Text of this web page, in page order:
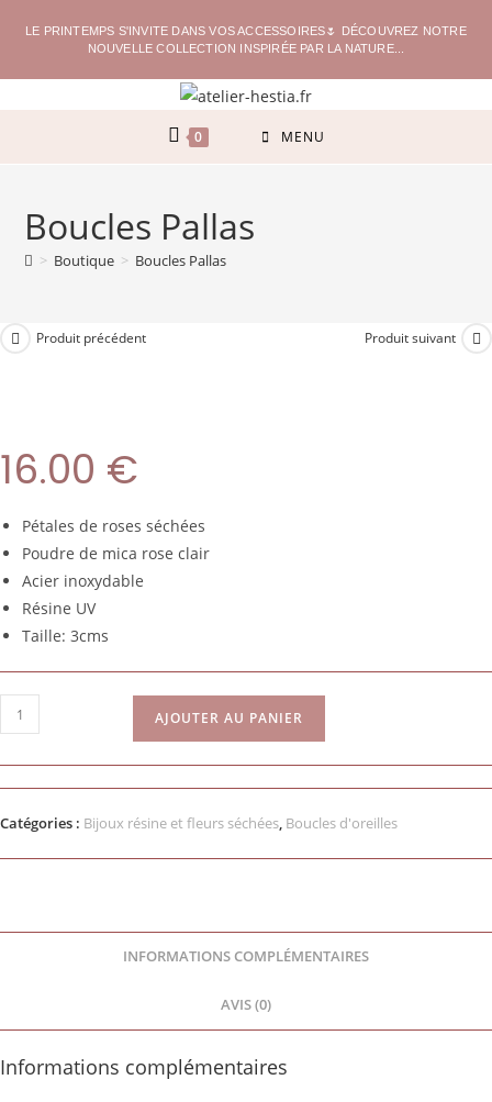
LE PRINTEMPS S'INVITE DANS VOS ACCESSOIRES🌷 DÉCOUVREZ NOTRE
NOUVELLE COLLECTION INSPIRÉE PAR LA NATURE...
0 MENU
Boucles Pallas
> Boutique > Boucles Pallas
Produit précédent Produit suivant
16.00 €
Pétales de roses séchées
Poudre de mica rose clair
Acier inoxydable
Résine UV
Taille: 3cms
AJOUTER AU PANIER
Catégories : Bijoux résine et fleurs séchées, Boucles d'oreilles
INFORMATIONS COMPLÉMENTAIRES
AVIS (0)
Informations complémentaires